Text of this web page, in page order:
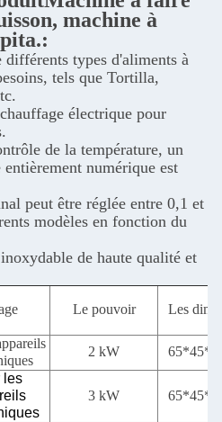
machine à
:
types d'aliments à
tels que Tortilla,
électrique pour
de la température, un
numérique est
peut être réglée entre 0,1 et
modèles en fonction du
de haute qualité et
Le pouvoir Les
2 kW
les
3 kW